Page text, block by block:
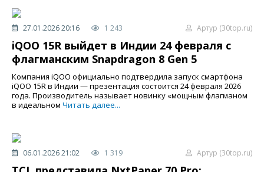
27.01.2026 20:16 1 243 Артур (30top.ru)
iQOO 15R выйдет в Индии 24 февраля с
флагманским Snapdragon 8 Gen 5
Компания iQOO официально подтвердила запуск смартфона
iQOO 15R в Индии — презентация состоится 24 февраля 2026
года. Производитель называет новинку «мощным флагманом
в идеальном Читать далее...
06.01.2026 21:02 1 319 Артур (30top.ru)